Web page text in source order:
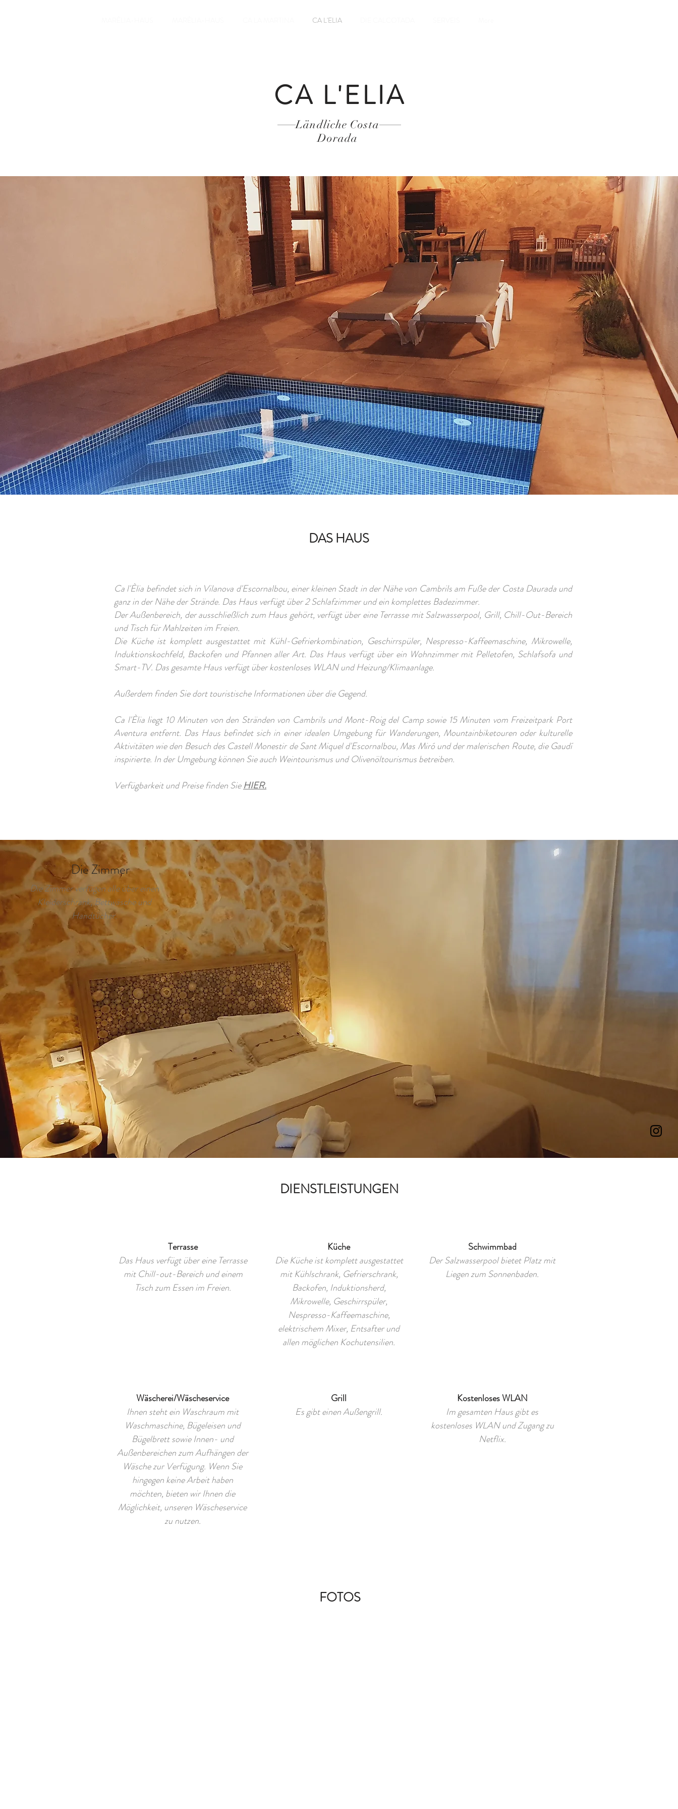
CA L'ELIA
CA L'ELIA
Ländliche Costa
Dorada
DAS HAUS
Ca l'Èlia befindet sich in Vilanova d'Escornalbou, einer kleinen Stadt in der Nähe von Cambrils am Fuße der Costa Daurada und
ganz in der Nähe der Strände. Das Haus verfügt über 2 Schlafzimmer und ein komplettes Badezimmer.
Der Außenbereich, der ausschließlich zum Haus gehört, verfügt über eine Terrasse mit Salzwasserpool, Grill, Chill-Out-Bereich
und Tisch für Mahlzeiten im Freien.
Die Küche ist komplett ausgestattet mit Kühl-Gefrierkombination, Geschirrspüler, Nespresso-Kaffeemaschine, Mikrowelle,
Induktionskochfeld, Backofen und Pfannen aller Art. Das Haus verfügt über ein Wohnzimmer mit Pelletofen, Schlafsofa und
Smart-TV. Das gesamte Haus verfügt über kostenloses WLAN und Heizung/Klimaanlage.
Außerdem finden Sie dort touristische Informationen über die Gegend.
Ca l'Èlia liegt 10 Minuten von den Stränden von Cambrils und Mont-Roig del Camp sowie 15 Minuten vom Freizeitpark Port
Aventura entfernt. Das Haus befindet sich in einer idealen Umgebung für Wanderungen, Mountainbiketouren oder kulturelle
Aktivitäten wie den Besuch des Castell Monestir de Sant Miquel d'Escornalbou, Mas Miró und der malerischen Route, die Gaudí
inspirierte. In der Umgebung können Sie auch Weintourismus und Olivenöltourismus betreiben.
Verfügbarkeit und Preise finden SieHIER.
Die Zimmer
Die Zimmer verfügen alle über einen
Kleiderschrank, Bettwäsche und
Handtücher.
DIENSTLEISTUNGEN
Terrasse
Das Haus verfügt über eine Terrasse
mit Chill-out-Bereich und einem
Tisch zum Essen im Freien.
Wäscherei/Wäscheservice
Ihnen steht ein Waschraum mit
Waschmaschine, Bügeleisen und
Bügelbrett sowie Innen- und
Außenbereichen zum Aufhängen der
Wäsche zur Verfügung. Wenn Sie
hingegen keine Arbeit haben
möchten, bieten wir Ihnen die
Möglichkeit, unseren Wäscheservice
zu nutzen.
Küche
Die Küche ist komplett ausgestattet
mit Kühlschrank, Gefrierschrank,
Backofen, Induktionsherd,
Mikrowelle, Geschirrspüler,
Nespresso-Kaffeemaschine,
elektrischem Mixer, Entsafter und
allen möglichen Kochutensilien.
Grill
Es gibt einen Außengrill.
Schwimmbad
Der Salzwasserpool bietet Platz mit
Liegen zum Sonnenbaden.
Kostenloses WLAN
Im gesamten Haus gibt es
kostenloses WLAN und Zugang zu
Netflix.
FOTOS